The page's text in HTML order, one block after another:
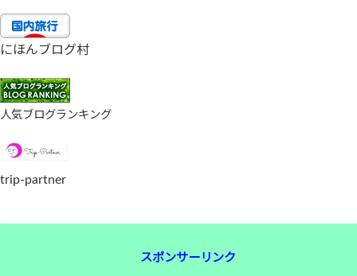
にほんブログ村
人気ブログランキング
trip-partner
スポンサーリンク